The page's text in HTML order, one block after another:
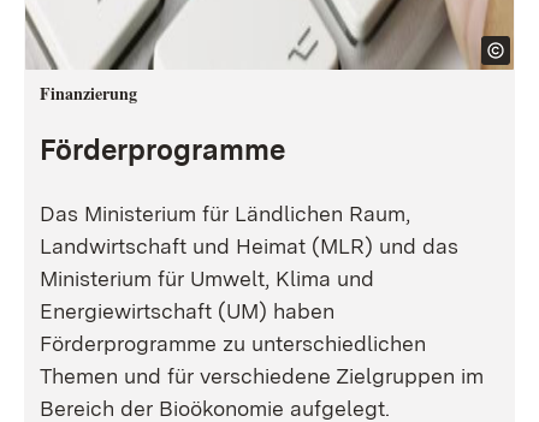
Finanzierung
Förderprogramme
Das Ministerium für Ländlichen Raum,
Landwirtschaft und Heimat (MLR) und das
Ministerium für Umwelt, Klima und
Energiewirtschaft (UM) haben
Förderprogramme zu unterschiedlichen
Themen und für verschiedene Zielgruppen im
Bereich der Bioökonomie aufgelegt.